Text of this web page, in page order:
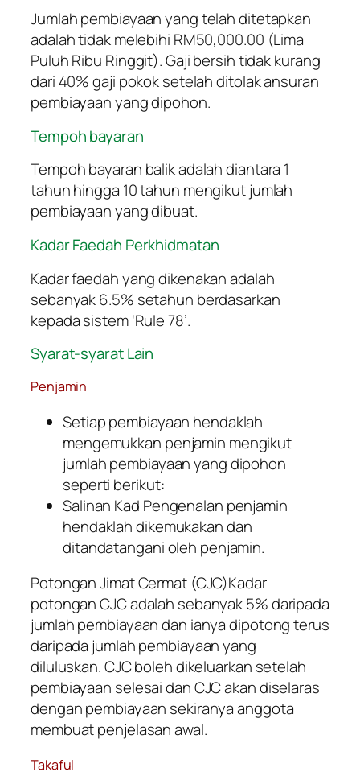
Jumlah pembiayaan yang telah ditetapkan
adalah tidak melebihi RM50,000.00 (Lima
Puluh Ribu Ringgit). Gaji bersih tidak kurang
dari 40% gaji pokok setelah ditolak ansuran
pembiayaan yang dipohon.
Tempoh bayaran
Tempoh bayaran balik adalah diantara 1
tahun hingga 10 tahun mengikut jumlah
pembiayaan yang dibuat.
Kadar Faedah Perkhidmatan
Kadar faedah yang dikenakan adalah
sebanyak 6.5% setahun berdasarkan
kepada sistem ‘Rule 78’.
Syarat-syarat Lain
Penjamin
Setiap pembiayaan hendaklah
mengemukkan penjamin mengikut
jumlah pembiayaan yang dipohon
seperti berikut:
Salinan Kad Pengenalan penjamin
hendaklah dikemukakan dan
ditandatangani oleh penjamin.
Potongan Jimat Cermat (CJC)Kadar
potongan CJC adalah sebanyak 5% daripada
jumlah pembiayaan dan ianya dipotong terus
daripada jumlah pembiayaan yang
diluluskan. CJC boleh dikeluarkan setelah
pembiayaan selesai dan CJC akan diselaras
dengan pembiayaan sekiranya anggota
membuat penjelasan awal.
Takaful